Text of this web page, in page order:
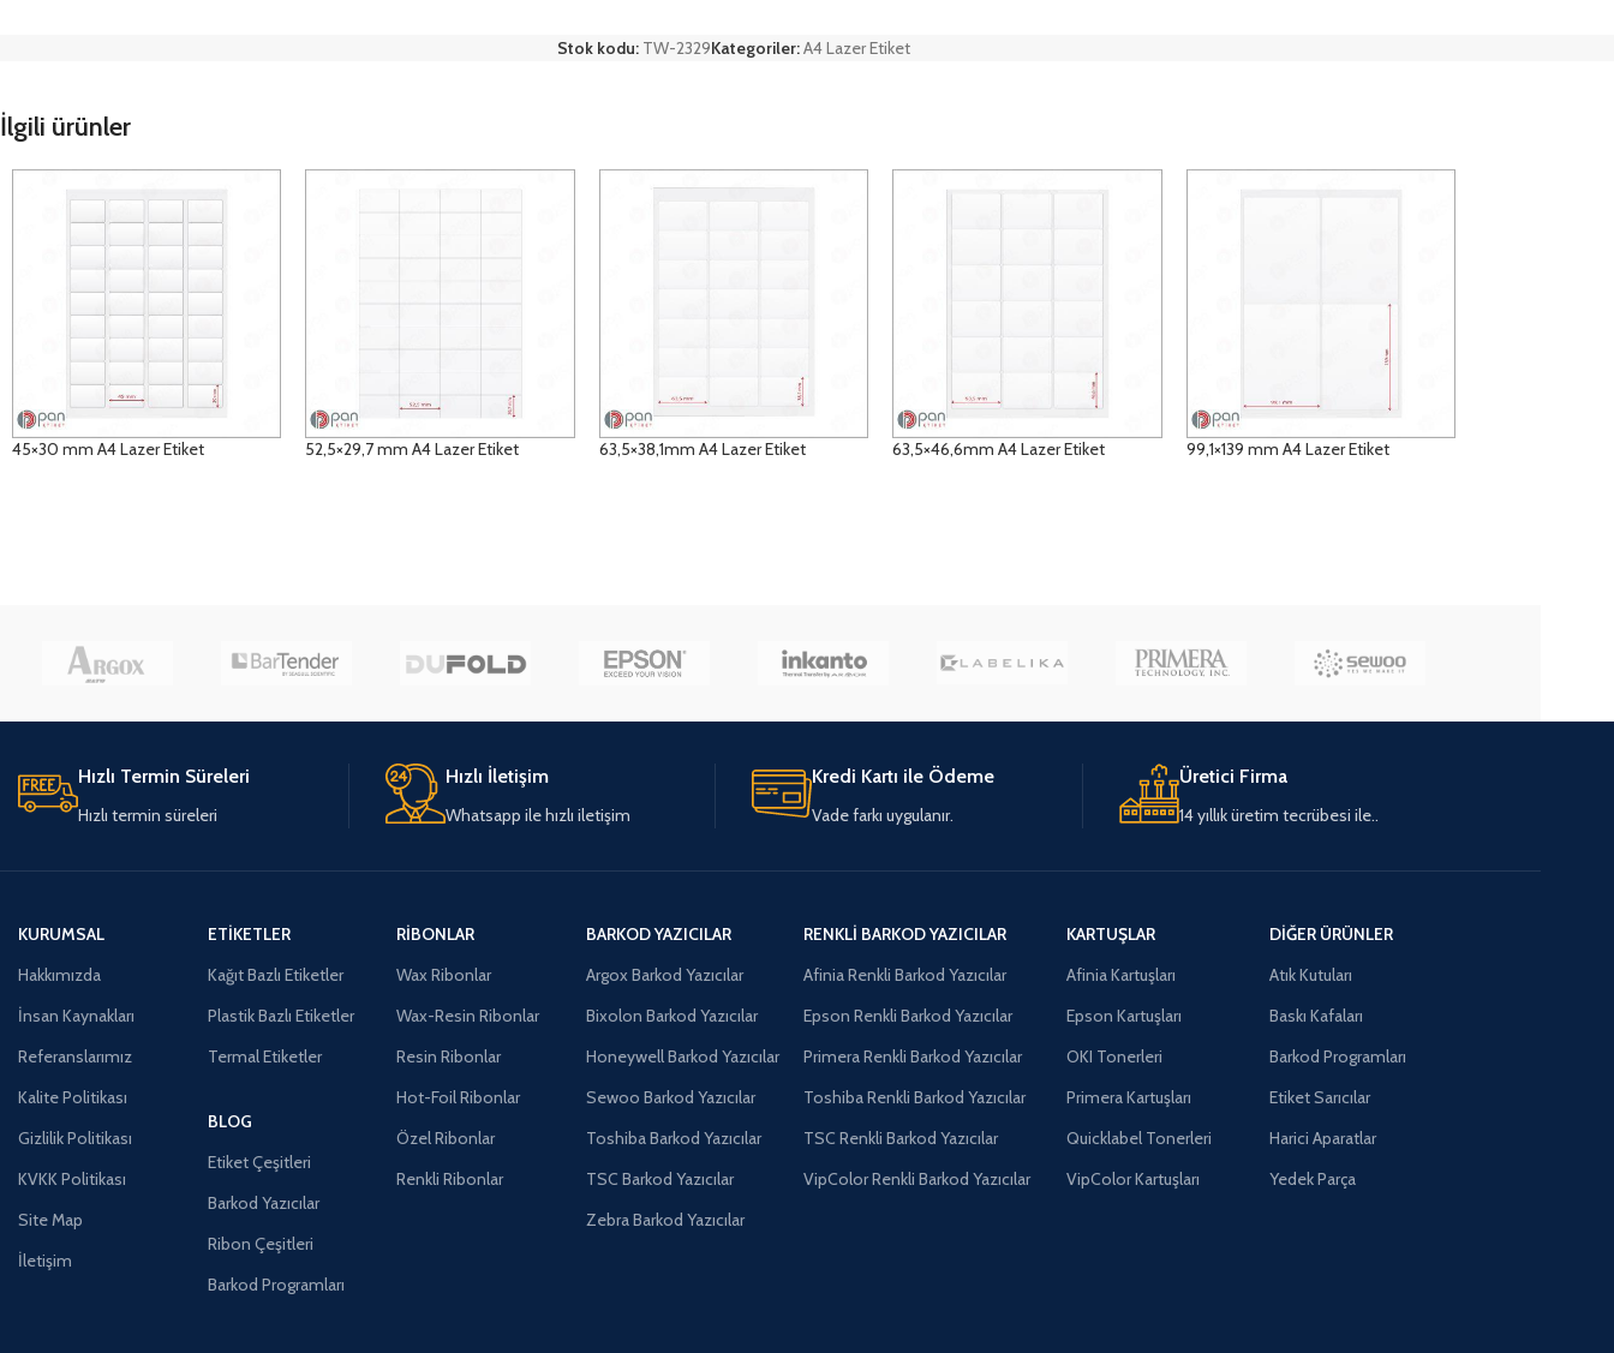
Stok kodu: TW-2329Kategoriler:A4 Lazer Etiket
İlgili ürünler
45×30 mm A4 Lazer Etiket 52,5×29,7 mm A4 Lazer Etiket 63,5×38,1mm A4 Lazer Etiket 63,5×46,6mm A4 Lazer Etiket 99,1×139 mm A4 Lazer Etiket
Hızlı Termin Süreleri
Hızlı termin süreleri
Hızlı İletişim
Whatsapp ile hızlı iletişim
Kredi Kartı ile Ödeme
Vade farkı uygulanır.
Üretici Firma
14 yıllık üretim tecrübesi ile..
KURUMSAL
Hakkımızda
İnsan Kaynakları
Referanslarımız
Kalite Politikası
Gizlilik Politikası
KVKK Politikası
Site Map
İletişim
ETIKETLER
Kağıt Bazlı Etiketler
Plastik Bazlı Etiketler
Termal Etiketler
BLOG
Etiket Çeşitleri
Barkod Yazıcılar
Ribon Çeşitleri
Barkod Programları
RIBONLAR
Wax Ribonlar
Wax-Resin Ribonlar
Resin Ribonlar
Hot-Foil Ribonlar
Özel Ribonlar
Renkli Ribonlar
BARKOD YAZICILAR
Argox Barkod Yazıcılar
Bixolon Barkod Yazıcılar
Honeywell Barkod Yazıcılar
Sewoo Barkod Yazıcılar
Toshiba Barkod Yazıcılar
TSC Barkod Yazıcılar
Zebra Barkod Yazıcılar
RENKLI BARKOD YAZICILAR
Afinia Renkli Barkod Yazıcılar
Epson Renkli Barkod Yazıcılar
Primera Renkli Barkod Yazıcılar
Toshiba Renkli Barkod Yazıcılar
TSC Renkli Barkod Yazıcılar
VipColor Renkli Barkod Yazıcılar
KARTUŞLAR
Afinia Kartuşları
Epson Kartuşları
OKI Tonerleri
Primera Kartuşları
Quicklabel Tonerleri
VipColor Kartuşları
DIĞER ÜRÜNLER
Atık Kutuları
Baskı Kafaları
Barkod Programları
Etiket Sarıcılar
Harici Aparatlar
Yedek Parça